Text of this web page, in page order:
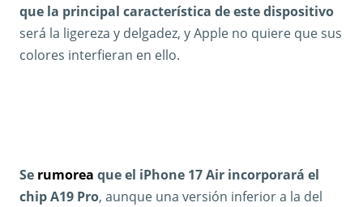
que la principal característica de este dispositivo
será la ligereza y delgadez, y Apple no quiere que sus
colores interfieran en ello.
Se rumorea que el iPhone 17 Air incorporará el
chip A19 Pro, aunque una versión inferior a la del